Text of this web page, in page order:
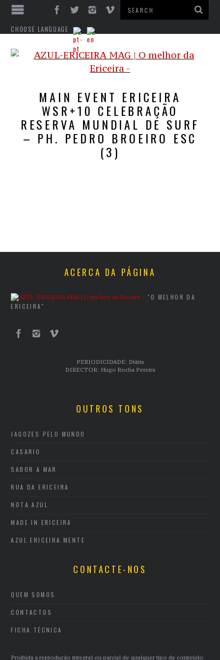
CHOOSE LANGUAGE
MAIN EVENT ERICEIRA
WSR+10 CELEBRAÇÃO
RESERVA MUNDIAL DE SURF
– PH. PEDRO BROEIRO ESC
(3)
ACERCA DA PÁGINA
"O MELHOR DA
ERICEIRA"
PERIODICIDADE: Diária
DIRECTOR: Hugo Rocha Pereira
OUTROS TONS
JAGOZES PELO MUNDO
CASARIO
SABOR A MAR
RUA DA ERICEIRA
NOTA AZUL
MADE IN ERICEIRA
AZUL ERICEIRA MENTE
CONTACTE-NOS
QUEM SOMOS
CONTACTOS
FICHA TÉCNICA
Proibida a reprodução integral ou parcial de qualquer tipo de conteúdo